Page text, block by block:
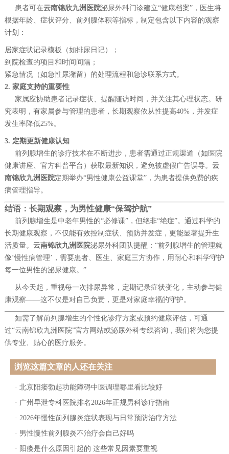
患者可在云南锦欣九洲医院泌尿外科门诊建立“健康档案”，医生将
根据年龄、症状评分、前列腺体积等指标，制定包含以下内容的观察
计划：
居家症状记录模板（如排尿日记）；
到院检查的项目和时间间隔；
紧急情况（如急性尿潴留）的处理流程和急诊联系方式。
2. 家庭支持的重要性
家属应协助患者记录症状、提醒随访时间，并关注其心理状态。研
究表明，有家属参与管理的患者，长期观察依从性提高40%，并发症
发生率降低25%。
3. 定期更新健康认知
前列腺增生的诊疗技术在不断进步，患者需通过正规渠道（如医院
健康讲座、官方科普平台）获取最新知识，避免被虚假广告误导。 云
南锦欣九洲医院定期举办“男性健康公益课堂”，为患者提供免费的疾
病管理指导。
结语：长期观察，为男性健康“保驾护航”
前列腺增生是中老年男性的“必修课”，但绝非“绝症”。通过科学的
长期健康观察，不仅能有效控制症状、预防并发症，更能显著提升生
活质量。 云南锦欣九洲医院泌尿外科团队提醒：“前列腺增生的管理就
像‘慢性病管理’，需要患者、医生、家庭三方协作，用耐心和科学守护
每一位男性的泌尿健康。”
从今天起，重视每一次排尿异常，定期记录症状变化，主动参与健
康观察——这不仅是对自己负责，更是对家庭幸福的守护。
如需了解前列腺增生的个性化诊疗方案或预约健康评估，可通
过“云南锦欣九洲医院”官方网站或泌尿外科专线咨询，我们将为您提
供专业、贴心的医疗服务。
浏览这篇文章的人还在关注
· 北京阳痿勃起功能障碍中医调理哪里看比较好
· 广州早泄专科医院排名2026年正规男科诊疗指南
· 2026年慢性前列腺炎症状表现与日常预防治疗方法
· 男性慢性前列腺炎不治疗会自己好吗
· 阳痿是什么原因引起的 这些常见因素要重视